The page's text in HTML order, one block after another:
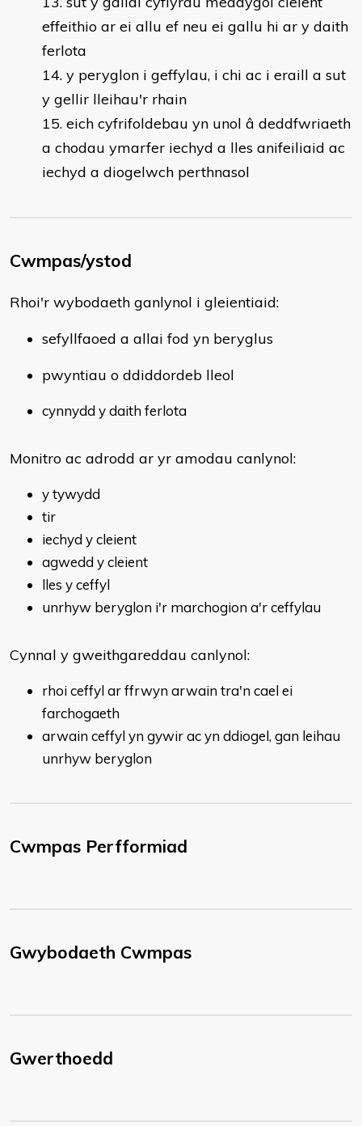
effeithio ar ei allu ef neu ei gallu hi ar y daith
ferlota
y peryglon i geffylau, i chi ac i eraill a sut
y gellir lleihau'r rhain
eich cyfrifoldebau yn unol â deddfwriaeth
a chodau ymarfer iechyd a lles anifeiliaid ac
iechyd a diogelwch perthnasol
Cwmpas/ystod
Rhoi'r wybodaeth ganlynol i gleientiaid:
sefyllfaoed a allai fod yn beryglus
pwyntiau o ddiddordeb lleol
cynnydd y daith ferlota
Monitro ac adrodd ar yr amodau canlynol:
y tywydd
tir
iechyd y cleient
agwedd y cleient
lles y ceffyl
unrhyw beryglon i'r marchogion a'r ceffylau
Cynnal y gweithgareddau canlynol:
rhoi ceffyl ar ffrwyn arwain tra'n cael ei
farchogaeth
arwain ceffyl yn gywir ac yn ddiogel, gan leihau
unrhyw beryglon
Cwmpas Perfformiad
Gwybodaeth Cwmpas
Gwerthoedd